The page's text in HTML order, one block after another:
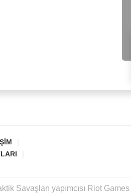
Savaşları yapımcısı Riot Games